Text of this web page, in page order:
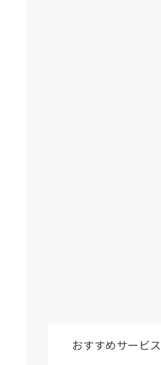
おすすめサービス